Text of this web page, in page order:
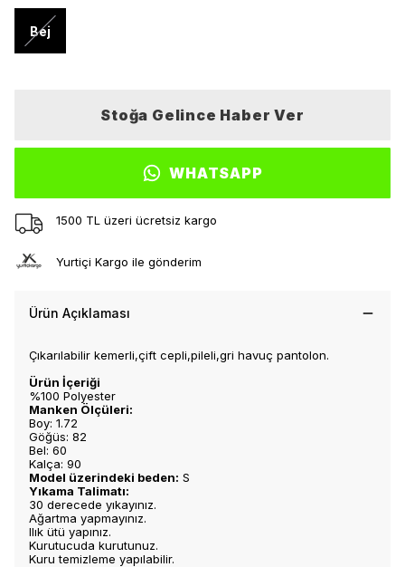
Bej
Stoğa Gelince Haber Ver
WHATSAPP
1500 TL üzeri ücretsiz kargo
Yurtiçi Kargo ile gönderim
Ürün Açıklaması
Çıkarılabilir kemerli,çift cepli,pileli,gri havuç pantolon.
Ürün İçeriği
%100 Polyester
Manken Ölçüleri:
Boy: 1.72
Göğüs: 82
Bel: 60
Kalça: 90
Model üzerindeki beden: S
Yıkama Talimatı:
30 derecede yıkayınız.
Ağartma yapmayınız.
Ilık ütü yapınız.
Kurutucuda kurutunuz.
Kuru temizleme yapılabilir.